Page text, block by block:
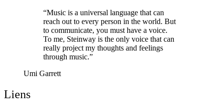
“Music is a universal language that can
reach out to every person in the world. But
to communicate, you must have a voice.
To me, Steinway is the only voice that can
really project my thoughts and feelings
through music.”
Umi Garrett
Liens